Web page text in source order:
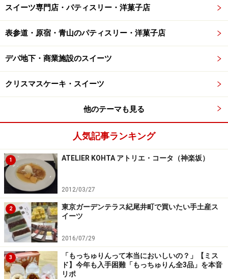
クリスマスケーキ2017 概要
パーク ハイアット 東京「ペストリー ブティック」
東京都新宿区西新宿 3-7-1-2 パーク ハイアット 東京 2階
03-5323-3462 （11:00～19:00）
＜クリスマスケーキ＞
予約期間：～12月21日（木）
販売期間： 2017年12月22日（金）～12月25日（月）
※クリスマス ケーキのお受け渡しは「ペストリー ブティ
ック」店頭でのみ
http://restaurants.tokyo.park.hyatt.co.jp/xmas2017.html
スイーツ専門店・パティスリー・洋菓子店
表参道・原宿・青山のパティスリー・洋菓子店
デパ地下・商業施設のスイーツ
クリスマスケーキ・スイーツ
他のテーマも見る
人気記事ランキング
1 ATELIER KOHTA アトリエ・コータ（神楽坂）
2012/03/27
2
東京ガーデンテラス紀尾井町で買いたい手土産ス
イーツ
2016/07/29
3
「もっちゅりんって本当においしいの？」【ミス
ド】今年も入手困難「もっちゅりん全3品」を本音
リポ